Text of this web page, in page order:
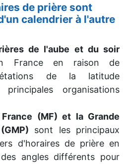
de prière sont
calendrier à l'autre
de l'aube et du soir
France en raison de
de la latitude
organisations
(MF) et la Grande
sont les principaux
d'horaires de prière en
angles différents pour